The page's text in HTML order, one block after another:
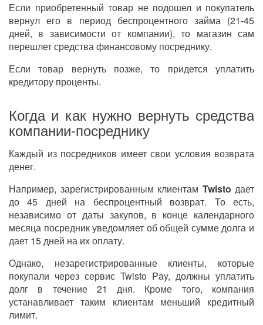
Если приобретенный товар не подошел и покупатель
вернул его в период беспроцентного займа (21-45
дней, в зависимости от компании), то магазин сам
перешлет средства финансовому посреднику.
Если товар вернуть позже, то придется уплатить
кредитору проценты.
Когда и как нужно вернуть средства
компании-посреднику
Каждый из посредников имеет свои условия возврата
денег.
Например, зарегистрированным клиентам Twisto дает
до 45 дней на беспроцентный возврат. То есть,
независимо от даты закупов, в конце календарного
месяца посредник уведомляет об общей сумме долга и
дает 15 дней на их оплату.
Однако, незарегистрированные клиенты, которые
покупали через сервис Twisto Pay, должны уплатить
долг в течение 21 дня. Кроме того, компания
устанавливает таким клиентам меньший кредитный
лимит.